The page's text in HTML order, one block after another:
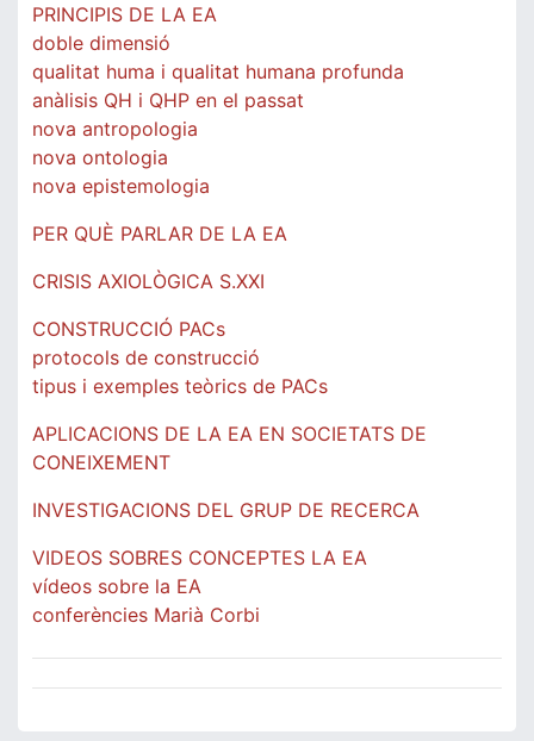
PRINCIPIS DE LA EA
doble dimensió
qualitat huma i qualitat humana profunda
anàlisis QH i QHP en el passat
nova antropologia
nova ontologia
nova epistemologia
PER QUÈ PARLAR DE LA EA
CRISIS AXIOLÒGICA S.XXI
CONSTRUCCIÓ PACs
protocols de construcció
tipus i exemples teòrics de PACs
APLICACIONS DE LA EA EN SOCIETATS DE
CONEIXEMENT
INVESTIGACIONS DEL GRUP DE RECERCA
VIDEOS SOBRES CONCEPTES LA EA
vídeos sobre la EA
conferències Marià Corbi